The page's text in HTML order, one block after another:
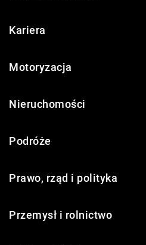
Kariera
Motoryzacja
Nieruchomości
Podróże
Prawo, rząd i polityka
Przemysł i rolnictwo